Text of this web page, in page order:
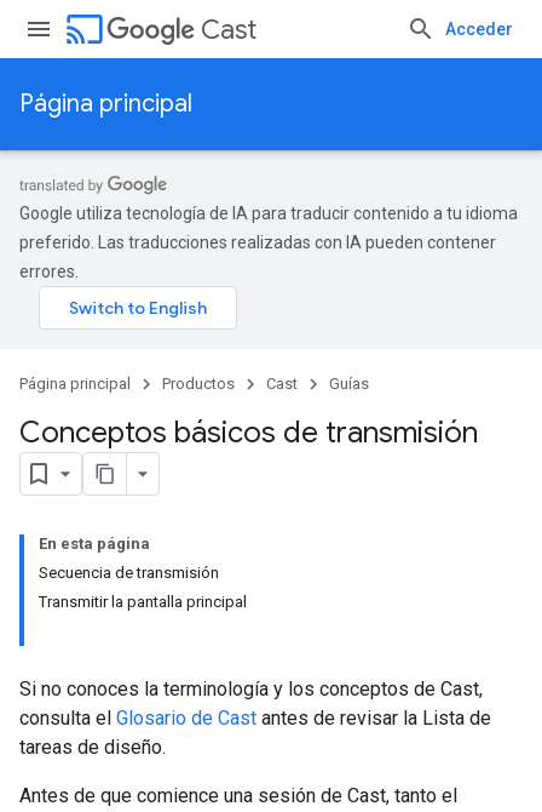
cast Cast Acceder
Página principal
Google utiliza tecnología de IA para traducir contenido a tu idioma
preferido. Las traducciones realizadas con IA pueden contener
errores.
Página principal Productos Cast Guías
Conceptos básicos de transmisión
En esta página
Secuencia de transmisión
Transmitir la pantalla principal
Si no conoces la terminología y los conceptos de Cast,
consulta el Glosario de Cast antes de revisar la Lista de
tareas de diseño.
Antes de que comience una sesión de Cast, tanto el